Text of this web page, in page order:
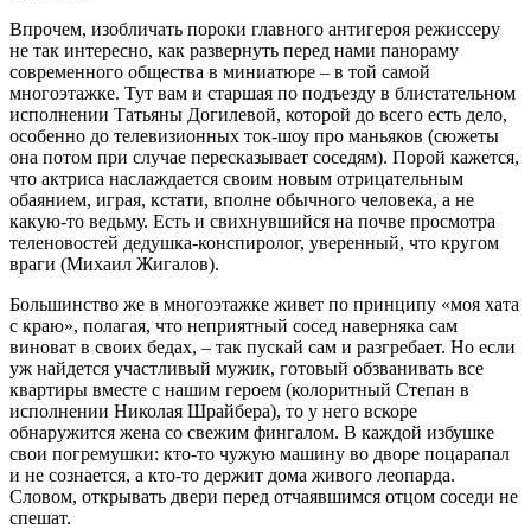
Впрочем, изобличать пороки главного антигероя режиссеру
не так интересно, как развернуть перед нами панораму
современного общества в миниатюре – в той самой
многоэтажке. Тут вам и старшая по подъезду в блистательном
исполнении Татьяны Догилевой, которой до всего есть дело,
особенно до телевизионных ток-шоу про маньяков (сюжеты
она потом при случае пересказывает соседям). Порой кажется,
что актриса наслаждается своим новым отрицательным
обаянием, играя, кстати, вполне обычного человека, а не
какую-то ведьму. Есть и свихнувшийся на почве просмотра
теленовостей дедушка-конспиролог, уверенный, что кругом
враги (Михаил Жигалов).
Большинство же в многоэтажке живет по принципу «моя хата
с краю», полагая, что неприятный сосед наверняка сам
виноват в своих бедах, – так пускай сам и разгребает. Но если
уж найдется участливый мужик, готовый обзванивать все
квартиры вместе с нашим героем (колоритный Степан в
исполнении Николая Шрайбера), то у него вскоре
обнаружится жена со свежим фингалом. В каждой избушке
свои погремушки: кто-то чужую машину во дворе поцарапал
и не сознается, а кто-то держит дома живого леопарда.
Словом, открывать двери перед отчаявшимся отцом соседи не
спешат.